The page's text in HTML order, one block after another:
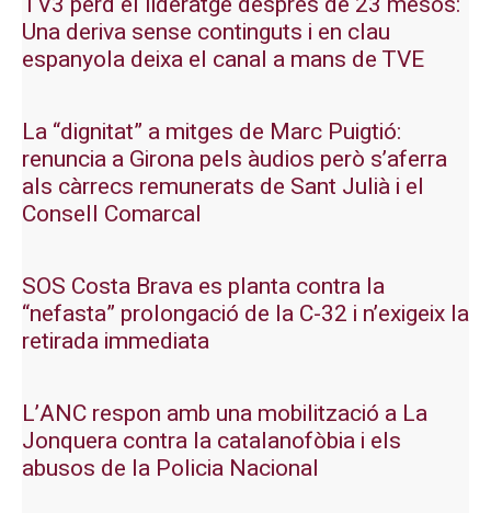
Una deriva sense continguts i en clau
espanyola deixa el canal a mans de TVE
La “dignitat” a mitges de Marc Puigtió:
renuncia a Girona pels àudios però s’aferra
als càrrecs remunerats de Sant Julià i el
Consell Comarcal
SOS Costa Brava es planta contra la
“nefasta” prolongació de la C-32 i n’exigeix la
retirada immediata
L’ANC respon amb una mobilització a La
Jonquera contra la catalanofòbia i els
abusos de la Policia Nacional